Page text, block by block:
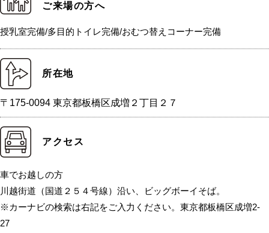
ご来場の方へ
授乳室完備/多目的トイレ完備/おむつ替えコーナー完備
所在地
〒175-0094 東京都板橋区成増２丁目２７
アクセス
車でお越しの方
川越街道（国道２５４号線）沿い、ビッグボーイそば。
※カーナビの検索は右記をご入力ください。東京都板橋区成増2-
27